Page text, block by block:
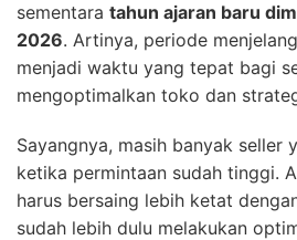
sementara tahun ajaran baru
2026. Artinya, periode
menjadi waktu yang tepat bagi
mengoptimalkan toko dan
Sayangnya, masih banyak seller
ketika permintaan sudah tinggi.
harus bersaing lebih ketat
sudah lebih dulu melakukan